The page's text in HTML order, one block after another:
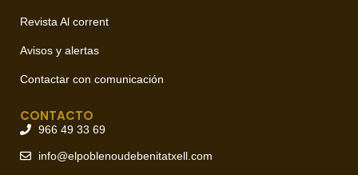
Revista Al corrent
Avisos y alertas
Contactar con comunicación
CONTACTO
966 49 33 69
info@elpoblenoudebenitatxell.com